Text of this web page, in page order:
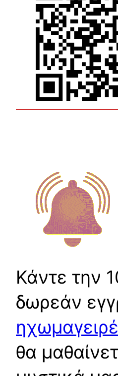
Κάντε την
δωρεάν
θα